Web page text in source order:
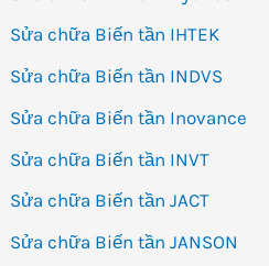
Sửa chữa Biến tần IHTEK
Sửa chữa Biến tần INDVS
Sửa chữa Biến tần Inovance
Sửa chữa Biến tần INVT
Sửa chữa Biến tần JACT
Sửa chữa Biến tần JANSON